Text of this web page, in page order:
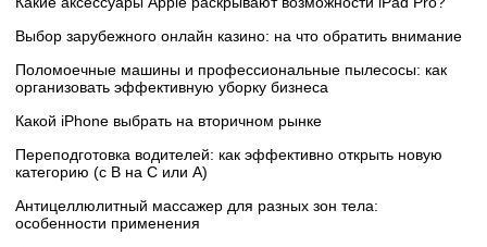
Выбор зарубежного онлайн казино: на что обратить внимание
Поломоечные машины и профессиональные пылесосы: как
организовать эффективную уборку бизнеса
Какой iPhone выбрать на вторичном рынке
Переподготовка водителей: как эффективно открыть новую
категорию (с B на C или А)
Антицеллюлитный массажер для разных зон тела:
особенности применения